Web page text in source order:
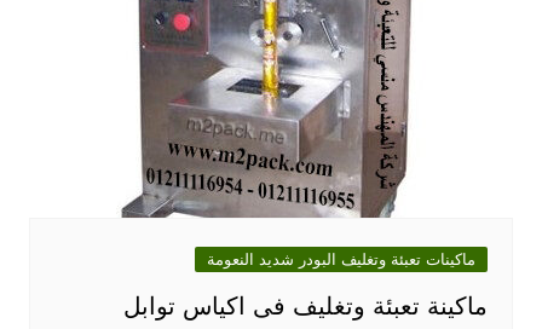
ماكينات تعبئة وتغليف البودر شديد النعومة
ماكينة تعبئة وتغليف فى اكياس توابل